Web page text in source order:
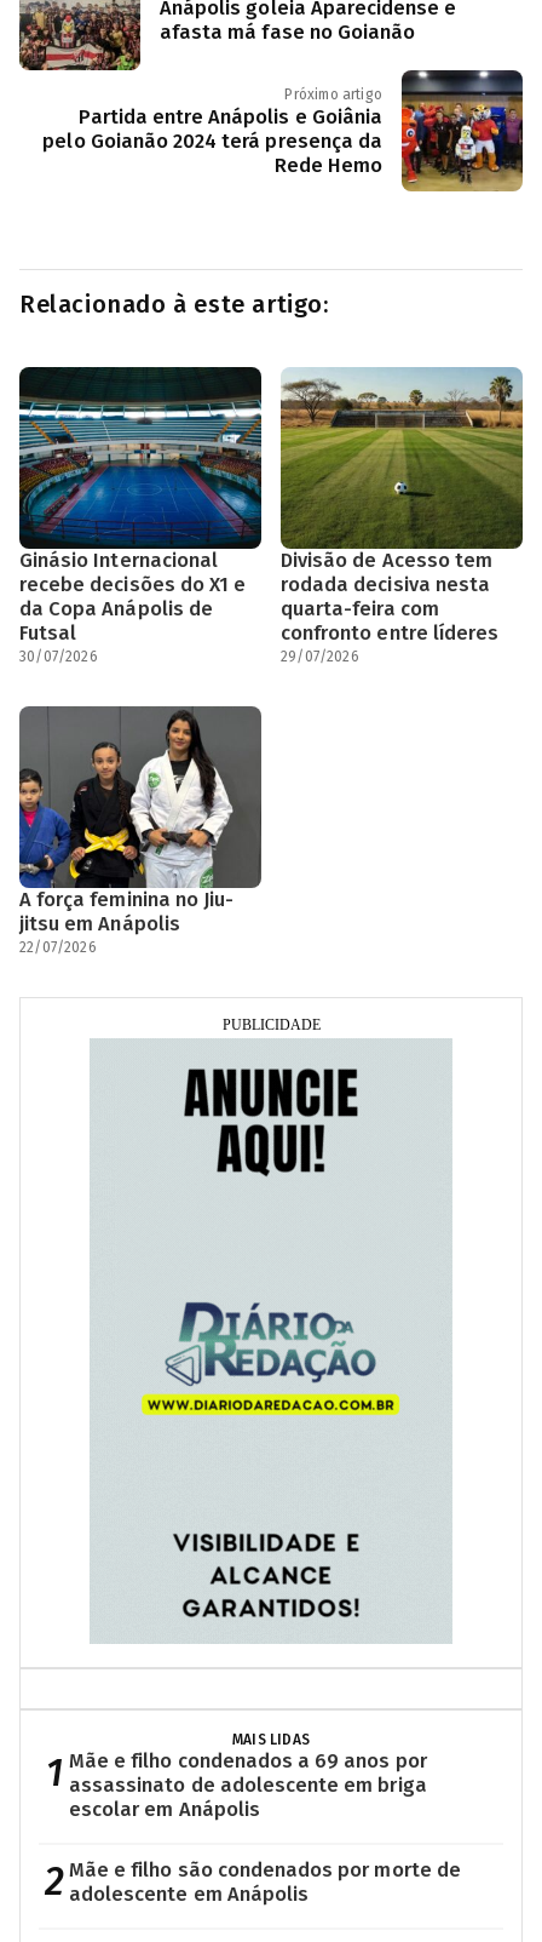
Anápolis goleia Aparecidense e
afasta má fase no Goianão
Próximo artigo
Partida entre Anápolis e Goiânia
pelo Goianão 2024 terá presença da
Rede Hemo
Relacionado à este artigo:
Ginásio Internacional
recebe decisões do X1 e
da Copa Anápolis de
Futsal
30/07/2026
Divisão de Acesso tem
rodada decisiva nesta
quarta-feira com
confronto entre líderes
29/07/2026
A força feminina no Jiu-
jitsu em Anápolis
22/07/2026
MAIS LIDAS
1 Mãe e filho condenados a 69 anos por
assassinato de adolescente em briga
escolar em Anápolis
2 Mãe e filho são condenados por morte de
adolescente em Anápolis